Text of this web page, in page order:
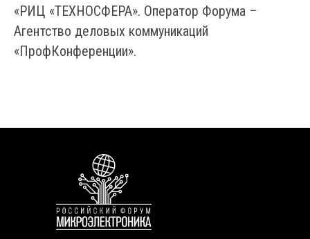
«РИЦ «ТЕХНОСФЕРА». Оператор Форума –
Агентство деловых коммуникаций
«ПрофКонференции».